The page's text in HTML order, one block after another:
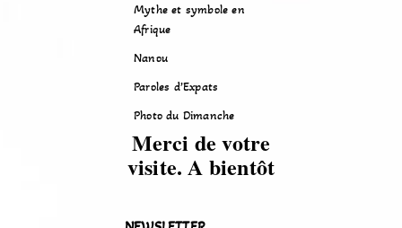
Mythe et symbole en
Afrique
Nanou
Paroles d’Expats
Photo du Dimanche
Merci de votre
visite. A bientôt